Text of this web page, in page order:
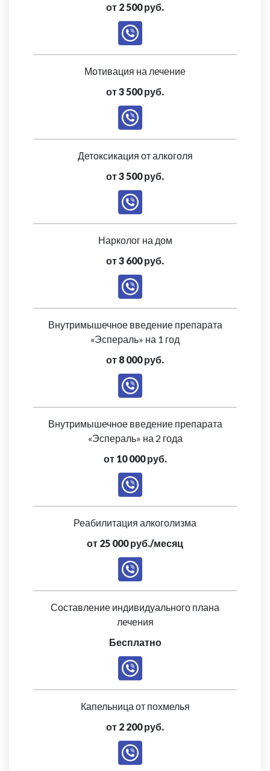
от 2 500 руб.
Мотивация на лечение
от 3 500 руб.
Детоксикация от алкоголя
от 3 500 руб.
Нарколог на дом
от 3 600 руб.
Внутримышечное введение препарата
«Эспераль» на 1 год
от 8 000 руб.
Внутримышечное введение препарата
«Эспераль» на 2 года
от 10 000 руб.
Реабилитация алкоголизма
от 25 000 руб./месяц
Составление индивидуального плана
лечения
Бесплатно
Капельница от похмелья
от 2 200 руб.